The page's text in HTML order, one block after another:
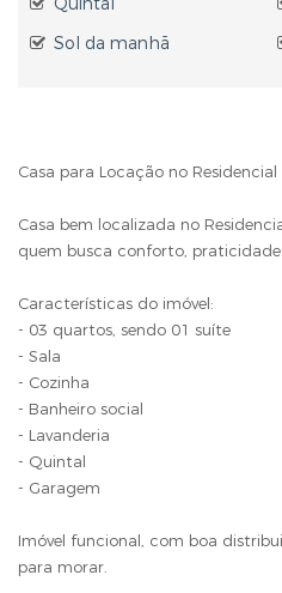
Quintal
Sol da manhã
Casa para Locação no
Casa bem localizada no
quem busca conforto, praticidade
Características do imóvel:
- 03 quartos, sendo 01 suíte
- Sala
- Cozinha
- Banheiro social
- Lavanderia
- Quintal
- Garagem
Imóvel funcional, com boa
para morar.